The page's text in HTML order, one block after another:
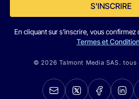
S'INSCRIRE
En cliquant sur s'inscrire, vous confirmez
Termes et
© 2026 Talmont Media SAS.